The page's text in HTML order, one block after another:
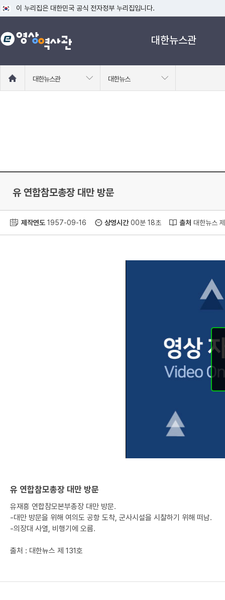
이 누리집은 대한민국 공식 전자정부 누리집입니다.
공식 누리집 주소 확인하기
go.kr 주소를 사용하는 누리집은 대한민국 정부기관이 관리하는 누리집입니
대한뉴스관
로
대한뉴스관 대한뉴스
유 연합참모총장 대만 방문
제작연도 1957-09-16 상영시간00분 18초 출처 대한뉴스
유 연합참모총장 대만 방문
유재흥 연합참모본부총장 대만 방문.
-대만 방문을 위해 여의도 공항 도착, 군사시설을 시찰하기 위해 떠남.
-의장대 사열, 비행기에 오름.
출처 : 대한뉴스 제 131호